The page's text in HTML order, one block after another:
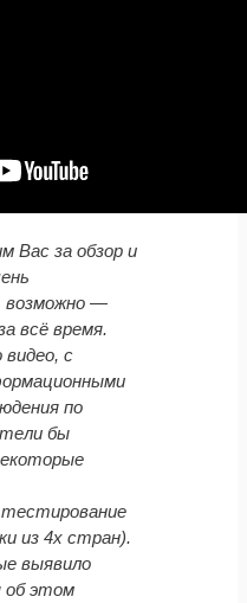
Вас за обзор и
возможно —
всё время.
с
по
бы
из 4х стран).
выявило
этом